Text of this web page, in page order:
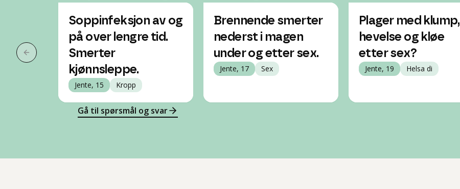
Forrige slide
Soppinfeksjon av og
på over lengre tid.
Smerter
kjønnsleppe.
Jente, 15 Kropp
Brennende smerter
nederst i magen
under og etter sex.
Jente, 17 Sex
Plager med klump,
hevelse og kløe
etter sex?
Jente, 19 Helsa di
Gå til spørsmål og svar